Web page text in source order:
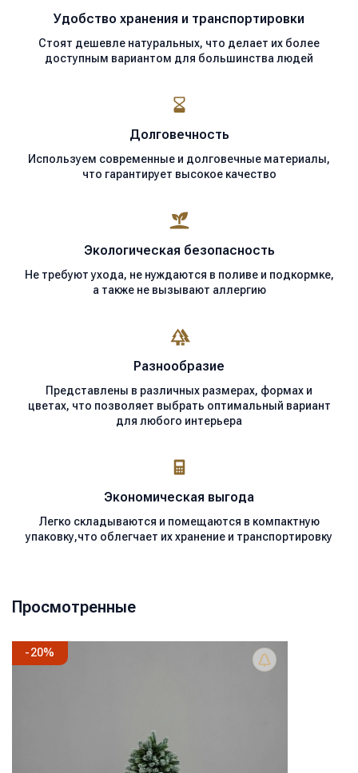
Удобство хранения и транспортировки
Стоят дешевле натуральных, что делает их более
доступным вариантом для большинства людей
Долговечность
Используем современные и долговечные материалы,
что гарантирует высокое качество
Экологическая безопасность
Не требуют ухода, не нуждаются в поливе и подкормке,
а также не вызывают аллергию
Разнообразие
Представлены в различных размерах, формах и
цветах, что позволяет выбрать оптимальный вариант
для любого интерьера
Экономическая выгода
Легко складываются и помещаются в компактную
упаковку,что облегчает их хранение и транспортировку
Просмотренные
-20%